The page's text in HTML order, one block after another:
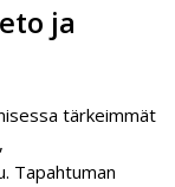
ja
tärkeimmät
Tapahtuman